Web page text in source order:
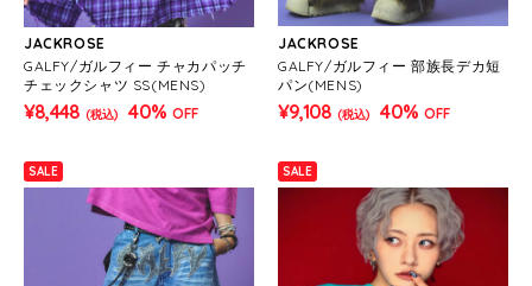
JACKROSE
GALFY/ガルフィー チャカパッチ
チェックシャツ SS(MENS)
¥8,448 (税込) 40% OFF
JACKROSE
GALFY/ガルフィー 部族長デカ短
パン(MENS)
¥9,108 (税込) 40% OFF
SALE SALE